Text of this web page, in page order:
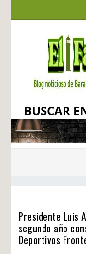
BUSCAR
Presidente Luis
segundo año
Deportivos